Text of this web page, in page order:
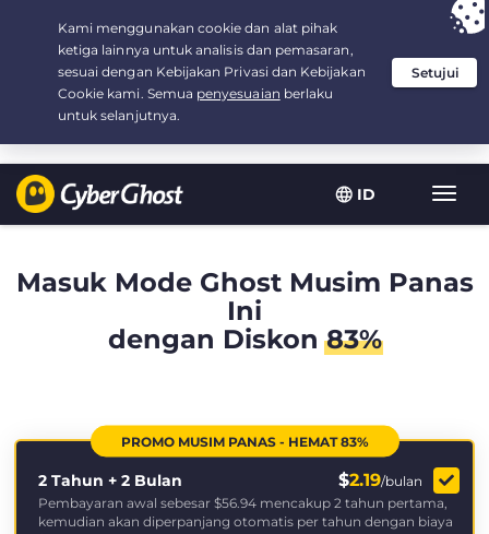
ID
Your choice: The Best Dealfor 2.1666666666667-years at $
/month
Masuk Mode Ghost Musim Panas
Ini
dengan Diskon83%
PROMO MUSIM PANAS - HEMAT 83%
2 Tahun + 2 Bulan $2.19/bulan
Pembayaran awal sebesar $56.94 mencakup 2 tahun pertama,
kemudian akan diperpanjang otomatis per tahun dengan biaya